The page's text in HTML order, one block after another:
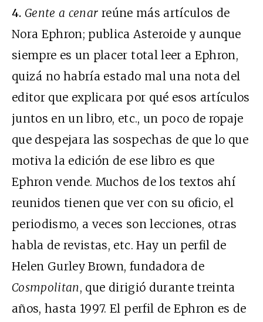
4. Gente a cenar reúne más artículos de
Nora Ephron; publica Asteroide y aunque
siempre es un placer total leer a Ephron,
quizá no habría estado mal una nota del
editor que explicara por qué esos artículos
juntos en un libro, etc., un poco de ropaje
que despejara las sospechas de que lo que
motiva la edición de ese libro es que
Ephron vende. Muchos de los textos ahí
reunidos tienen que ver con su oficio, el
periodismo, a veces son lecciones, otras
habla de revistas, etc. Hay un perfil de
Helen Gurley Brown, fundadora de
Cosmpolitan, que dirigió durante treinta
años, hasta 1997. El perfil de Ephron es de